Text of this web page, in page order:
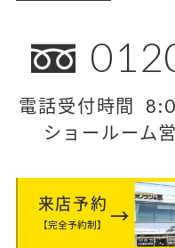
電話受付時間
ショールーム
来店予約
【完全予約制】